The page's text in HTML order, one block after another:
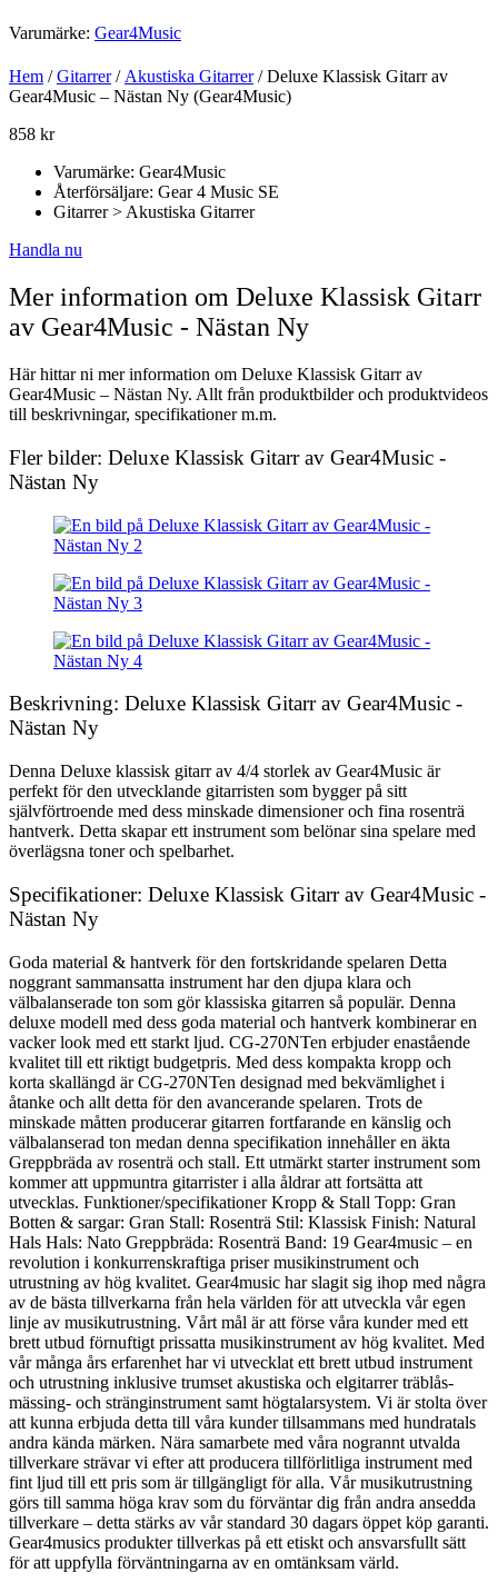
Varumärke: Gear4Music
Hem /Gitarrer/Akustiska Gitarrer/ Deluxe Klassisk Gitarr av
Gear4Music – Nästan Ny (Gear4Music)
858 kr
Varumärke: Gear4Music
Återförsäljare: Gear 4 Music SE
Gitarrer > Akustiska Gitarrer
Handla nu
Mer information om Deluxe Klassisk Gitarr
av Gear4Music - Nästan Ny
Här hittar ni mer information om Deluxe Klassisk Gitarr av
Gear4Music – Nästan Ny. Allt från produktbilder och produktvideos
till beskrivningar, specifikationer m.m.
Fler bilder: Deluxe Klassisk Gitarr av Gear4Music -
Nästan Ny
Beskrivning: Deluxe Klassisk Gitarr av Gear4Music -
Nästan Ny
Denna Deluxe klassisk gitarr av 4/4 storlek av Gear4Music är
perfekt för den utvecklande gitarristen som bygger på sitt
självförtroende med dess minskade dimensioner och fina rosenträ
hantverk. Detta skapar ett instrument som belönar sina spelare med
överlägsna toner och spelbarhet.
Specifikationer: Deluxe Klassisk Gitarr av Gear4Music -
Nästan Ny
Goda material & hantverk för den fortskridande spelaren Detta
noggrant sammansatta instrument har den djupa klara och
välbalanserade ton som gör klassiska gitarren så populär. Denna
deluxe modell med dess goda material och hantverk kombinerar en
vacker look med ett starkt ljud. CG-270NTen erbjuder enastående
kvalitet till ett riktigt budgetpris. Med dess kompakta kropp och
korta skallängd är CG-270NTen designad med bekvämlighet i
åtanke och allt detta för den avancerande spelaren. Trots de
minskade måtten producerar gitarren fortfarande en känslig och
välbalanserad ton medan denna specifikation innehåller en äkta
Greppbräda av rosenträ och stall. Ett utmärkt starter instrument som
kommer att uppmuntra gitarrister i alla åldrar att fortsätta att
utvecklas. Funktioner/specifikationer Kropp & Stall Topp: Gran
Botten & sargar: Gran Stall: Rosenträ Stil: Klassisk Finish: Natural
Hals Hals: Nato Greppbräda: Rosenträ Band: 19 Gear4music – en
revolution i konkurrenskraftiga priser musikinstrument och
utrustning av hög kvalitet. Gear4music har slagit sig ihop med några
av de bästa tillverkarna från hela världen för att utveckla vår egen
linje av musikutrustning. Vårt mål är att förse våra kunder med ett
brett utbud förnuftigt prissatta musikinstrument av hög kvalitet. Med
vår många års erfarenhet har vi utvecklat ett brett utbud instrument
och utrustning inklusive trumset akustiska och elgitarrer träblås-
mässing- och stränginstrument samt högtalarsystem. Vi är stolta över
att kunna erbjuda detta till våra kunder tillsammans med hundratals
andra kända märken. Nära samarbete med våra nogrannt utvalda
tillverkare strävar vi efter att producera tillförlitliga instrument med
fint ljud till ett pris som är tillgängligt för alla. Vår musikutrustning
görs till samma höga krav som du förväntar dig från andra ansedda
tillverkare – detta stärks av vår standard 30 dagars öppet köp garanti.
Gear4musics produkter tillverkas på ett etiskt och ansvarsfullt sätt
för att uppfylla förväntningarna av en omtänksam värld.